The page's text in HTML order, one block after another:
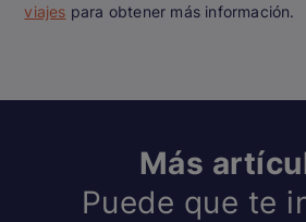
viajes para obtener más información.
Más
Puede que te